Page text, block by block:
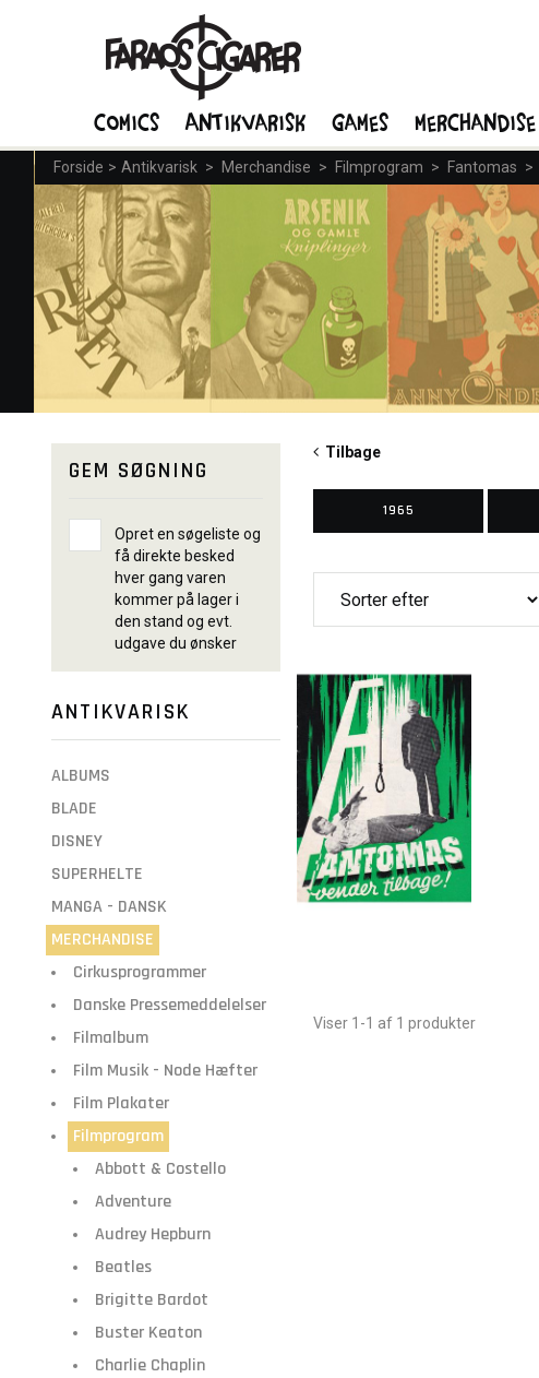
Forside > Antikvarisk > Merchandise > Filmprogram > Fantomas >
GEM SØGNING
Opret en søgeliste og
få direkte besked
hver gang varen
kommer på lager i
den stand og evt.
udgave du ønsker
ANTIKVARISK
ALBUMS
BLADE
DISNEY
SUPERHELTE
MANGA - DANSK
MERCHANDISE
Cirkusprogrammer
Danske Pressemeddelelser
Filmalbum
Film Musik - Node Hæfter
Film Plakater
Filmprogram
Abbott & Costello
Adventure
Audrey Hepburn
Beatles
Brigitte Bardot
Buster Keaton
Charlie Chaplin
Tilbage
1965
Viser 1-1 af 1 produkter
Comics Antikvarisk Games Merchandise